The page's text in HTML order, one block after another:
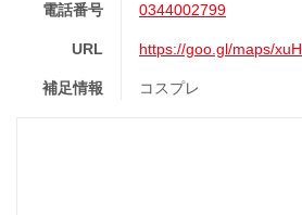
電話番号 0344002799
URL https://goo.gl/maps/
補足情報 コスプレ